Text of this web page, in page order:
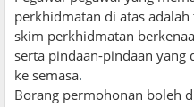
perkhidmatan di atas
skim perkhidmatan
serta pindaan-pindaan yang
ke semasa.
Borang permohonan boleh